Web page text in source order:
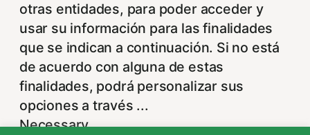
otras entidades, para poder acceder y
usar su información para las finalidades
que se indican a continuación. Si no está
de acuerdo con alguna de estas
finalidades, podrá personalizar sus
opciones a través ...
Necessary